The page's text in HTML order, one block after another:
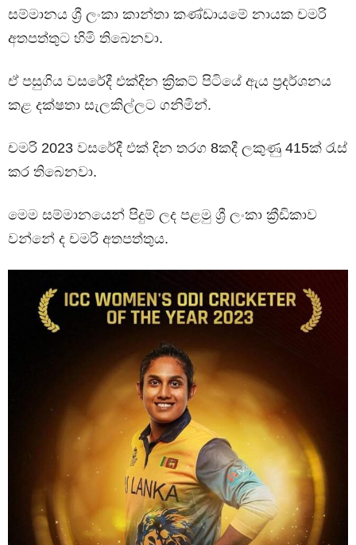
සම්මානය ශ්‍රී ලංකා කාන්තා කණ්ඩායමේ නායක චමරි
අතපත්තුට හිමි තිබෙනවා.
ඒ පසුගිය වසරේදී එක්දින ක්‍රිකට් පිටියේ ඇය ප්‍රදර්ශනය
කළ දක්ෂතා සැලකිල්ලට ගනිමින්.
චමරි 2023 වසරේදී එක් දින තරග 8කදී ලකුණු 415ක් රැස්
කර තිබෙනවා.
මෙම සම්මානයෙන් පිදුම් ලද පළමු ශ්‍රී ලංකා ක්‍රීඩිකාව
වන්නේ ද චමරි අතපත්තුය.